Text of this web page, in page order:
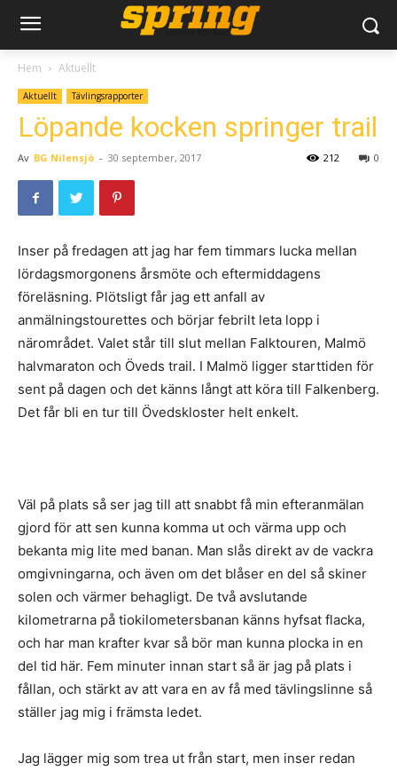
Hem Aktuellt
Aktuellt Tävlingsrapporter
Löpande kocken springer trail
Av BG Nilensjö - 30 september, 2017 0
212
Inser på fredagen att jag har fem timmars lucka mellan
lördagsmorgonens årsmöte och eftermiddagens
föreläsning. Plötsligt får jag ett anfall av
anmälningstourettes och börjar febrilt leta lopp i
närområdet. Valet står till slut mellan Falktouren, Malmö
halvmaraton och Öveds trail. I Malmö ligger starttiden för
sent på dagen och det känns långt att köra till Falkenberg.
Det får bli en tur till Övedskloster helt enkelt.
Väl på plats så ser jag till att snabbt få min efteranmälan
gjord för att sen kunna komma ut och värma upp och
bekanta mig lite med banan. Man slås direkt av de vackra
omgivningarna, och även om det blåser en del så skiner
solen och värmer behagligt. De två avslutande
kilometrarna på tiokilometersbanan känns hyfsat flacka,
och har man krafter kvar så bör man kunna plocka in en
del tid här. Fem minuter innan start så är jag på plats i
fållan, och stärkt av att vara en av få med tävlingslinne så
ställer jag mig i främsta ledet.
Jag lägger mig som trea ut från start, men inser redan